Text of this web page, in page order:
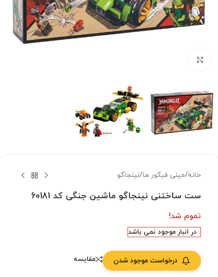
خانه/مینی فیگور ها/نینجاگو
ست ساختنی نینجاگو ماشین جنگی کد 60181
تموم شد!
در انبار موجود نمی باشد
درخواست موجود شدن مقایسه